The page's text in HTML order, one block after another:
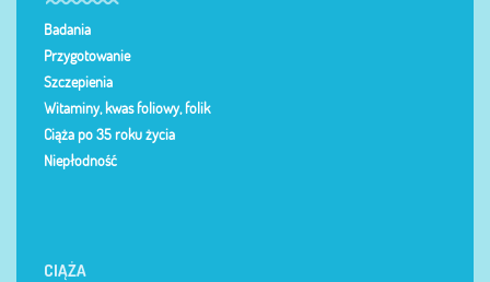
Badania
Przygotowanie
Szczepienia
Witaminy, kwas foliowy, folik
Ciąża po 35 roku życia
Niepłodność
CIĄŻA